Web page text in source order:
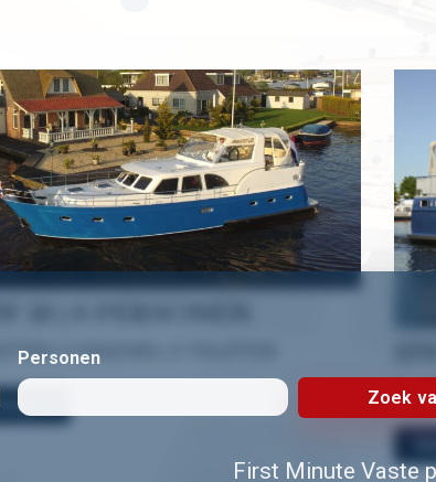
18 | 6 PERSONEN
| 3 DOUCHES | 3 TOILETTEN
nu!
2
Personen
Zoek
First Minute Vaste